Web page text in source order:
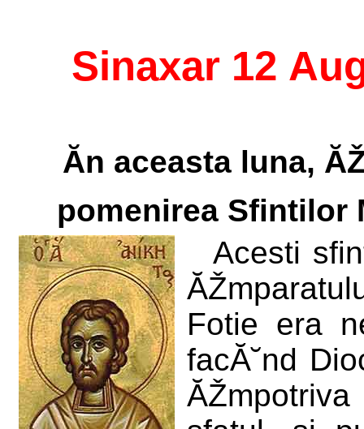
Sinaxar 12
Ăn aceasta luna,
pomenirea Sfintilor
Acesti
Fotie era
facĂ˘nd